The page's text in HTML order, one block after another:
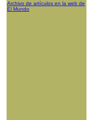
Archivo de artículos en la web de
El Mundo